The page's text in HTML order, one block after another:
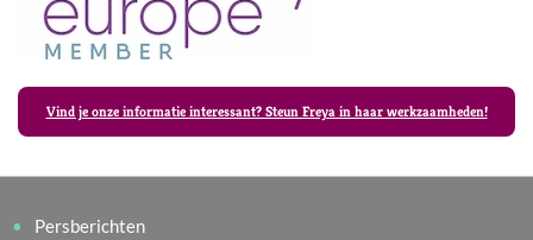
Vind je onze informatie interessant? Steun Freya in haar werkzaamheden!
Persberichten